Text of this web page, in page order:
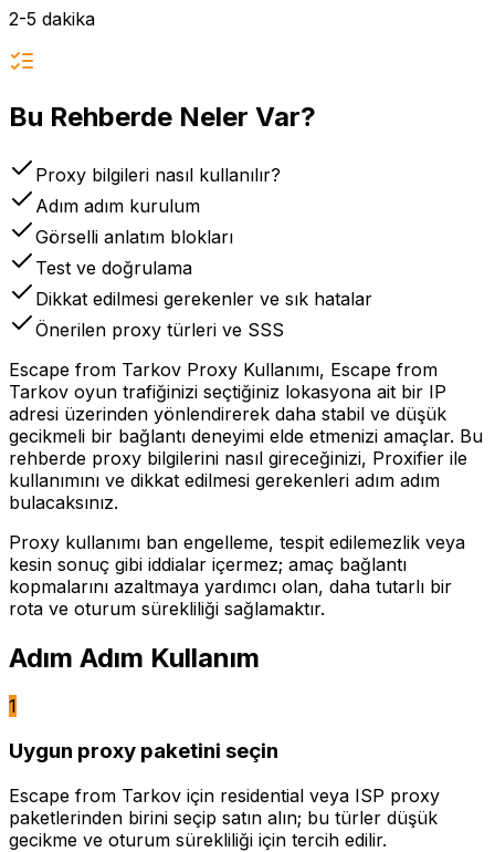
2-5 dakika
Bu Rehberde Neler Var?
Proxy bilgileri nasıl kullanılır?
Adım adım kurulum
Görselli anlatım blokları
Test ve doğrulama
Dikkat edilmesi gerekenler ve sık hatalar
Önerilen proxy türleri ve SSS
Escape from Tarkov Proxy Kullanımı, Escape from
Tarkov oyun trafiğinizi seçtiğiniz lokasyona ait bir IP
adresi üzerinden yönlendirerek daha stabil ve düşük
gecikmeli bir bağlantı deneyimi elde etmenizi amaçlar. Bu
rehberde proxy bilgilerini nasıl gireceğinizi, Proxifier ile
kullanımını ve dikkat edilmesi gerekenleri adım adım
bulacaksınız.
Proxy kullanımı ban engelleme, tespit edilemezlik veya
kesin sonuç gibi iddialar içermez; amaç bağlantı
kopmalarını azaltmaya yardımcı olan, daha tutarlı bir
rota ve oturum sürekliliği sağlamaktır.
Adım Adım Kullanım
1
Uygun proxy paketini seçin
Escape from Tarkov için residential veya ISP proxy
paketlerinden birini seçip satın alın; bu türler düşük
gecikme ve oturum sürekliliği için tercih edilir.